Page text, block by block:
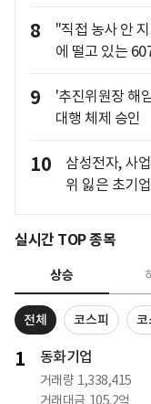
8
"직접 농사 안
에 떨고 있는
9
'추진위원장 해
대행 체제 승인
10
삼성전자, 사
위 잃은 초기
실시간 TOP 종목
상승
전체 코스피 코
1 동화기업
거래량 1,338,415
거래대금 105.2억